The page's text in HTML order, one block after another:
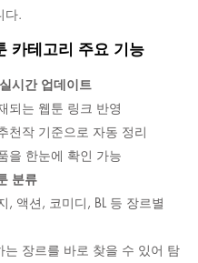
다.
카테고리 주요 기능
시간 업데이트
되는 웹툰 링크 반영
천작 기준으로 자동 정리
을 한눈에 확인 가능
분류
, 액션, 코미디, BL 등 장르별
는 장르를 바로 찾을 수 있어 탐